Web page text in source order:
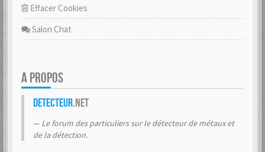
Effacer Cookies
Salon Chat
A PROPOS
Detecteur.net
Le forum des particuliers sur le détecteur de métaux et
de la détection.